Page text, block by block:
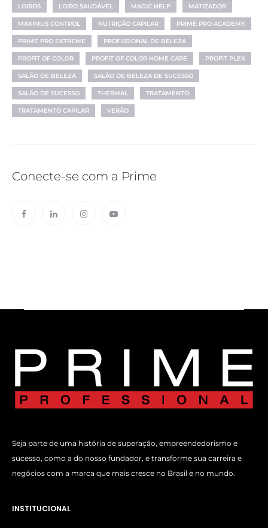
LOIROS LOIRO SAUDÁVEL MAGIC HELP MATIZADOR
MAXIMUS CONTROL NUTRIÇÃO CAPILAR PRIME PRO ACADEMY
PRIME PRO EXTREME PROFISSIONAL DE BELEZA
PROFIT OF COLOR PROFIT OF COLOR HOME CARE PROFIT PLEX
SALÃO DE BELEZA SALÃO DE BELEZA DE SUCESSO
SALÃO DE SUCESSO THERMAL TRATAMENTO
TRATAMENTO CAPILAR VERÃO
Conecte-se com a Prime
Seja parte de uma história de superação, empreendedorismo e
sucesso, como a do nosso fundador, e transforme sua carreira e
negócios com a marca que mais cresce no Brasil e no mundo.
INSTITUCIONAL